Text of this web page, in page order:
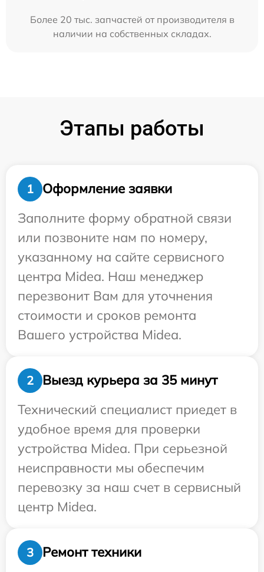
Более 20 тыс. запчастей от производителя в
наличии на собственных складах.
Этапы работы
1
Оформление заявки
Заполните форму обратной связи
или позвоните нам по номеру,
указанному на сайте сервисного
центра Midea. Наш менеджер
перезвонит Вам для уточнения
стоимости и сроков ремонта
Вашего устройства Midea.
2
Выезд курьера за 35 минут
Технический специалист приедет в
удобное время для проверки
устройства Midea. При серьезной
неисправности мы обеспечим
перевозку за наш счет в сервисный
центр Midea.
3 Ремонт техники